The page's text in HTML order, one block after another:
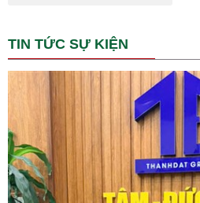
TIN TỨC SỰ KIỆN